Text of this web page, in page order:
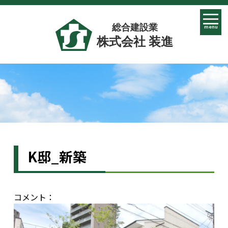
総合建設業
株式会社 装進
menu
K邸_新築
コメント：